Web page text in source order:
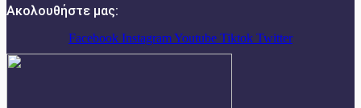
Ακολουθήστε μας:
Facebook InstagramYoutube Tiktok Twitter